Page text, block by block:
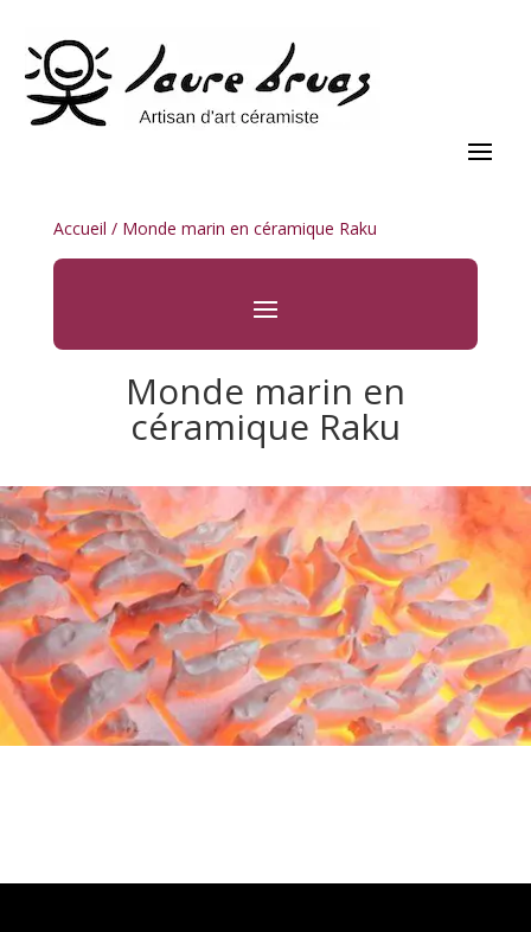
Accueil / Monde marin en céramique Raku
Monde marin en
céramique Raku